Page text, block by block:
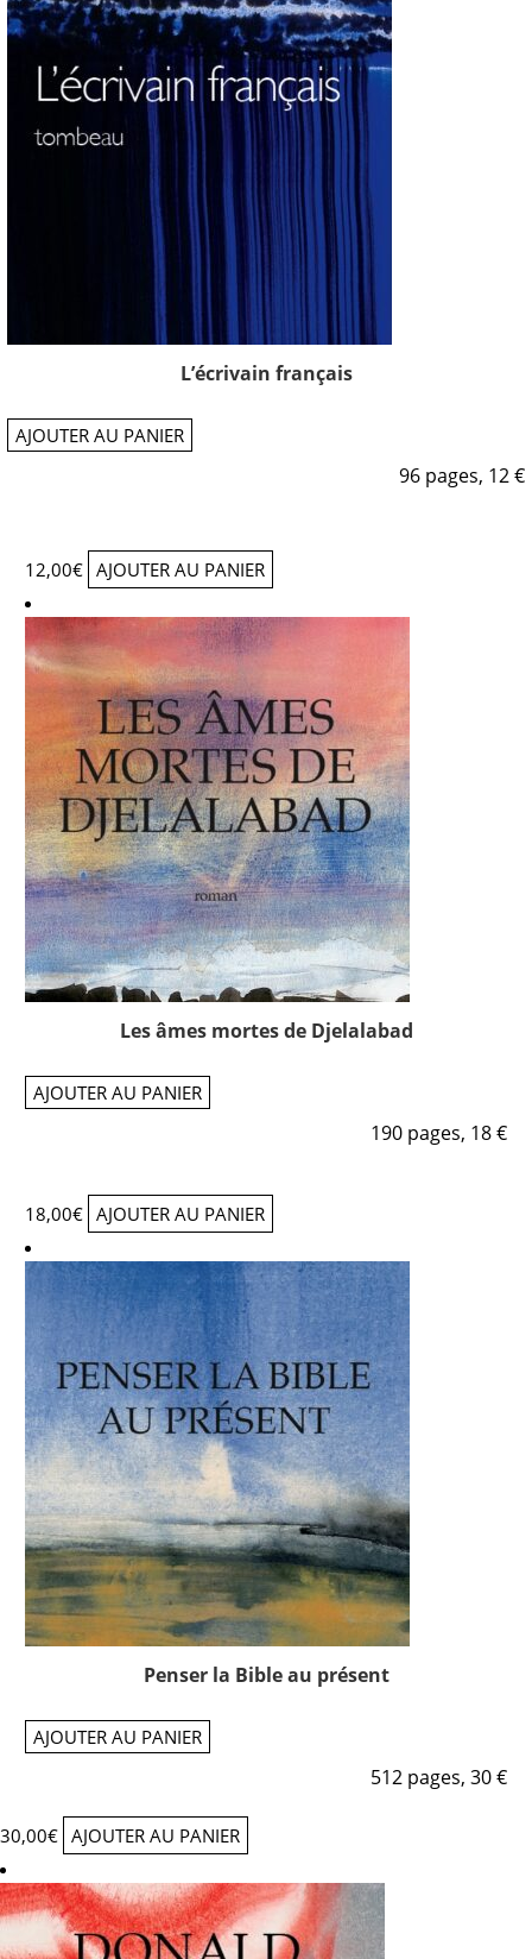
L’écrivain français
AJOUTER AU PANIER
96 pages, 12 €
12,00€ AJOUTER AU PANIER
Les âmes mortes de Djelalabad
AJOUTER AU PANIER
190 pages, 18 €
18,00€ AJOUTER AU PANIER
Penser la Bible au présent
AJOUTER AU PANIER
512 pages, 30 €
30,00€ AJOUTER AU PANIER